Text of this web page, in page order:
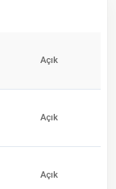
Açık
Açık
Açık